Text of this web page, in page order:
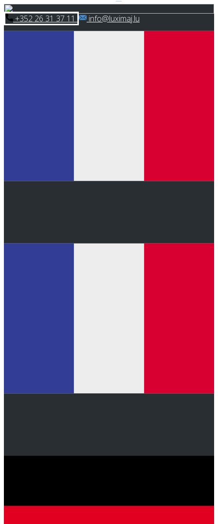
Skip
to
content
​+352 26 31 37 11 ​info@luximaj.lu